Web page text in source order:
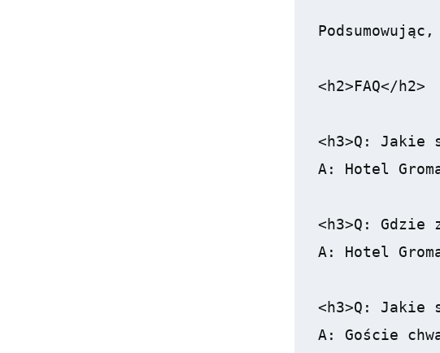
<h2>FAQ</h2>
<h3>Q: Jakie
A: Hotel
<h3>Q:
A: Hotel
<h3>Q: Jakie
A: Goście